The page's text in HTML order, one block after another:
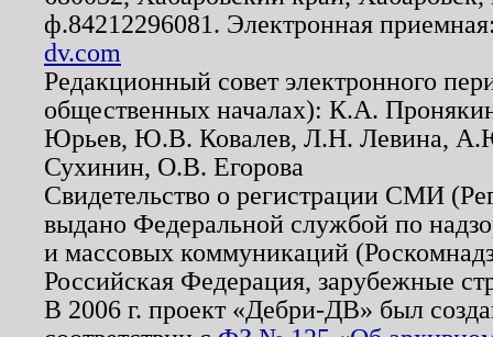
ф.84212296081. Электронная
dv.com
Редакционный совет электронного
общественных началах): К.А.
Юрьев, Ю.В. Ковалев, Л.Н. Левина,
Сухинин, О.В. Егорова
Свидетельство о регистрации СМИ
выдано Федеральной службой по
и массовых коммуникаций
Российская Федерация, зарубежные
В 2006 г. проект «Дебри-ДВ» был